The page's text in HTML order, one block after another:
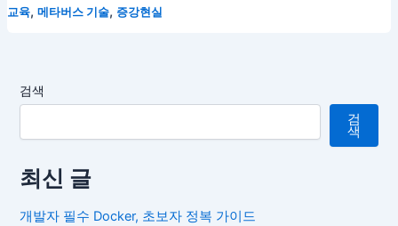
교육, 메타버스 기술, 증강현실
검색
검
색
최신 글
개발자 필수 Docker, 초보자 정복 가이드